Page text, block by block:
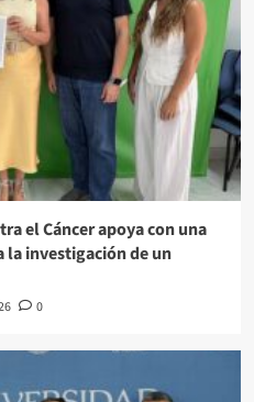
el Cáncer apoya con una
la investigación de un
0